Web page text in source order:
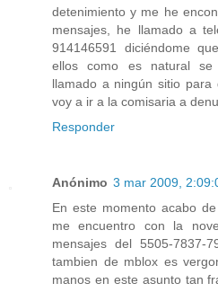
detenimiento y me he
mensajes, he llamado a
914146591 diciéndome
ellos como es natural se
llamado a ningún sitio para
voy a ir a la comisaria a
Responder
Anónimo 3 mar 2009,
En este momento acabo
me encuentro con la
mensajes del 5505-7837-
tambien de mblox es
manos en este asunto tan